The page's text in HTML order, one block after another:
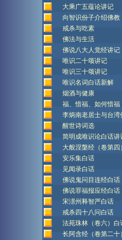
大乘广五蕴论讲记
向智识份子介绍佛教
戒杀与吃素
佛法与生活
佛说八大人觉经讲记
唯识二十颂讲记
唯识三十颂讲记
唯识名词白话新解
烟酒与健康
福、惜福、如何惜福
李炳南老居士与台湾
醒世诗词选
简明成唯识论白话讲
大般涅槃经（卷第四
安乐集白话
见闻录白话
佛说鬼问目连经白话
佛说罪福报应经白话
宋澋州释智严白话
戒杀四十八问白话
法苑珠林（卷六）白
长阿含经（卷第二十